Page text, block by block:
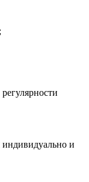
индивидуально и